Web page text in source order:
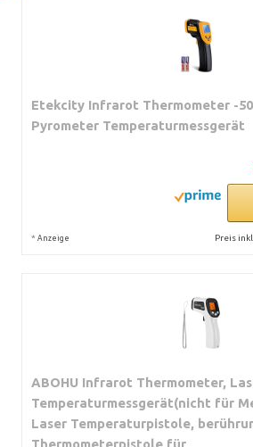
Etekcity Infrarot Thermometer -
Pyrometer Temperaturmessgerät
* Anzeige Preis
ABOHU Infrarot Thermometer,
Temperaturmessgerät(nicht für
Laser Temperaturpistole,
Thermometerpistole für